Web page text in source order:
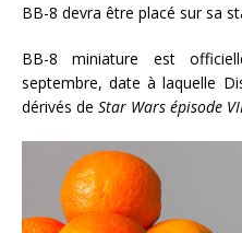
BB-8 devra être placé sur sa
BB-8 miniature est
septembre, date à laquelle
dérivés de Star Wars épisode